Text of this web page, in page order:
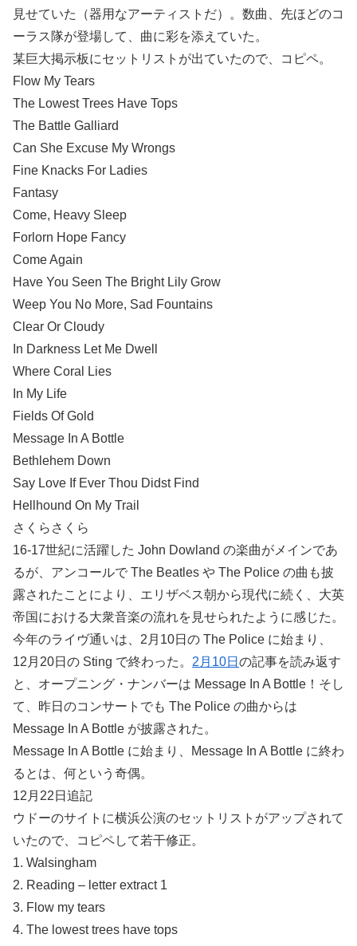
見せていた（器用なアーティストだ）。数曲、先ほどのコ
ーラス隊が登場して、曲に彩を添えていた。
某巨大掲示板にセットリストが出ていたので、コピペ。
Flow My Tears
The Lowest Trees Have Tops
The Battle Galliard
Can She Excuse My Wrongs
Fine Knacks For Ladies
Fantasy
Come, Heavy Sleep
Forlorn Hope Fancy
Come Again
Have You Seen The Bright Lily Grow
Weep You No More, Sad Fountains
Clear Or Cloudy
In Darkness Let Me Dwell
Where Coral Lies
In My Life
Fields Of Gold
Message In A Bottle
Bethlehem Down
Say Love If Ever Thou Didst Find
Hellhound On My Trail
さくらさくら
16-17世紀に活躍した John Dowland の楽曲がメインであ
るが、アンコールで The Beatles や The Police の曲も披
露されたことにより、エリザベス朝から現代に続く、大英
帝国における大衆音楽の流れを見せられたように感じた。
今年のライヴ通いは、2月10日の The Police に始まり、
12月20日の Sting で終わった。 2月10日 の記事を読み返す
と、オープニング・ナンバーは Message In A Bottle！そし
て、昨日のコンサートでも The Police の曲からは
Message In A Bottle が披露された。
Message In A Bottle に始まり、Message In A Bottle に終わ
るとは、何という奇偶。
12月22日追記
ウドーのサイトに横浜公演のセットリストがアップされて
いたので、コピペして若干修正。
1. Walsingham
2. Reading – letter extract 1
3. Flow my tears
4. The lowest trees have tops